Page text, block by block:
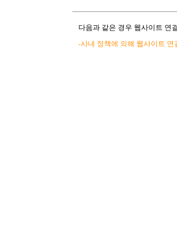
다음과 같은 경우 웹사이트 연
-사내 정책에 의해 웹사이트